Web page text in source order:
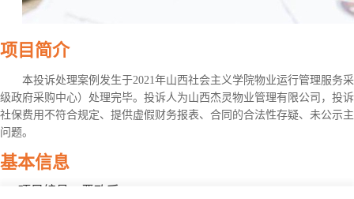
项目简介
本投诉处理案例发生于2021年山西社会主义学院物业运行管理服务
级政府采购中心）处理完毕。投诉人为山西杰灵物业管理有限公司，投
社保费用不符合规定、提供虚假财务报表、合同的合法性存疑、未公示
问题。
基本信息
项目编号：晋政采[2021-0112]S52-C41-S1